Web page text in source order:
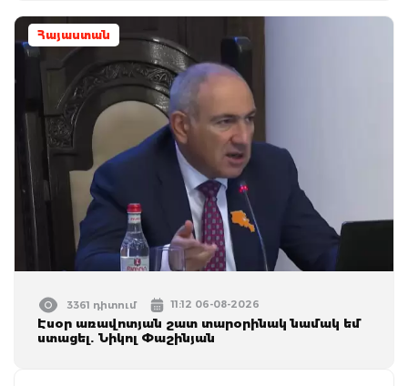
Հայաստան
3361 դիտում 11:12 06-08-2026
Էսօր առավոտյան շատ տարօրինակ նամակ եմ
ստացել. Նիկոլ Փաշինյան